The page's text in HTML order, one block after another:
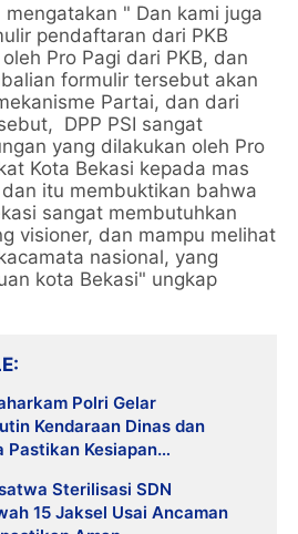
" Dan kami juga
pendaftaran dari PKB
Pro Pagi dari PKB, dan
formulir tersebut akan
Partai, dan dari
DPP PSI sangat
yang dilakukan oleh Pro
Kota Bekasi kepada mas
itu membuktikan bahwa
sangat membutuhkan
visioner, dan mampu melihat
nasional, yang
kota Bekasi" ungkap
Polri Gelar
Kendaraan Dinas dan
Pastikan Kesiapan
Sterilisasi SDN
15 Jaksel Usai Ancaman